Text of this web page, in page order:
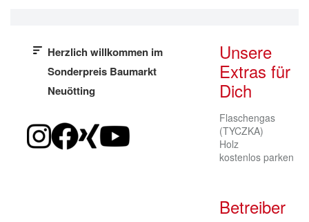
Herzlich willkommen im
Sonderpreis Baumarkt
Neuötting
Unsere
Extras für
Dich
Flaschengas
(TYCZKA)
Holz
kostenlos parken
Betreiber